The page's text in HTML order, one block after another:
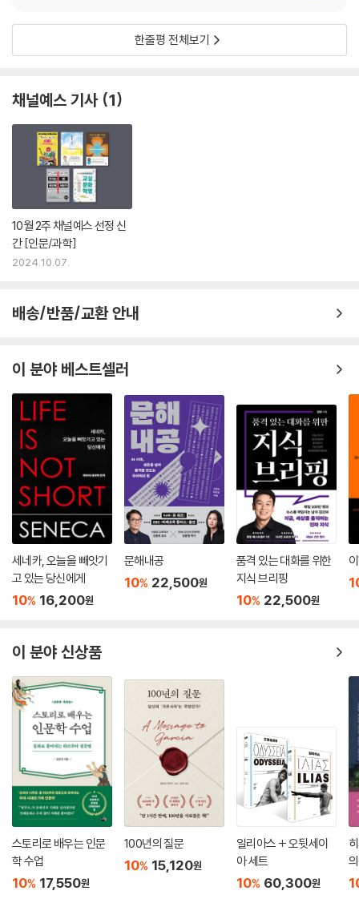
이런 일들을 이제는 순식간에 무수히 많은 사람과 공유할 수 있다. 즉, 관대
함의 전염성을 완전히 새로운 차원으로 끌어올릴 가능성이 열린 것이다.
‘의도’보다 ‘효과’에 주목하라
그러나 선한 바이러스를 효과적으로 확산시키려면, 우리를 가로막고 있는
몇 가지 제약을 넘어서야 한다. 먼저, 어떤 행동을 선행으로 볼 것이냐부터
가 문제다. 흥미로운 설문 조사를 하나 살펴보자. 프란시스라는 사람이 자
선단체에 5000달러를 기부했고, 그 돈이 한 아이의 시력 회복에 필요한
수술비로 쓰였다는 소식을 전하자, 97퍼센트의 응답자가 그의 행동이 ‘관
대하다’고 평가했다. 그런데 알고 보니 프란시스가 억만장자이며 악덕 고
용주라는 사실을 밝히자, 그 비율이 51퍼센트까지 줄었다. 상황을 재설정
다. 그러나 그 유튜브 영상을 본 100명 이상이 크게 감동하여 자기들도 아
이 조사에서 응답자 대부분은 기부의 실제 결과보다도 기부자의 의도에 예
민하게 반응했다. 우리는 선행이란 계산해서 나오는 게 아니라 진심에서
우러난다고 배웠기 때문이다. 하지만 선행을 도덕성 테스트로 삼는다면 몰
라도, 널리 퍼뜨려 세상을 변화시킬 도구로 삼고자 한다면 다시 생각해 볼
필요가 있다. 인간은 어떤 식으로든 자기 이익을 추구하는 존재다. 착한 일
을 해서 기분이 좋아지고 남들한테 칭찬받는 것도 자신에게 이로운 일이
다. 그런 이득조차 없다면 선뜻 선행을 베풀 사람이 얼마나 될까. 드라마
〈프렌즈〉에서 조이의 대사처럼, “이기적이지 않은 선행은 없다.” 어떤 사
람이 학교에 돈을 기부하고 뉴스에 크게 보도되었다면, 자기 홍보라는 이
기적인 의도와 함께 아이들이 좋은 교육을 받길 진심으로 바라는 이타적
욕구가 함께 작용했을 수 있다. 우리는 이제 베푸는 행위 이면의 이런 복합
적 동기를 인정해야 한다. 저자는 자기 평판을 위해 관대함을 베푸는 사람
동하도록 설득할 문이 열리기 때문이다.
물론 자선 행위로 자신의 허물을 덮으려는 위선적인 기업가나 정치인처럼
비판적으로 따져 봐야 할 경우도 있다. 그러나 “어떤 행동이 정말로 위선인
지 확실하지 않으면, 일단은 선의로 해석”하라. “뭐가 됐든 베푸는 일은 쉽
지 않다. 그러니 비판할 꼬투리를 찾는 대신 먼저 격려하고, 그다음에 더 나
아질 방법을 함께 고민하는 편이 낫다.” 모든 사람이 타인의 동기에 냉소적
시선을 보내는 세상은 그 자체로 암울해질 것이다.
“오른손이 한 일을 왼손이 알게 하라”
친절에 날개를 다는 법
인간은 기회보다 위험에 더 민감하도록 설계된 까닭에 위협, 분노, 혐오는
이목을 확 끄는 반면, 진지하고 선량한 이야기는 지루하다. 비행기 추락 사
한줄평 전체보기
채널예스 기사 1
10월 2주 채널예스 선정 신
간 [인문/과학]
2024.10.07.
배송/반품/교환 안내
이 분야 베스트셀러
세네카, 오늘을 빼앗기
고 있는 당신에게
10% 16,200원
문해내공
10% 22,500원
품격 있는 대화를 위한
지식 브리핑
10% 22,500원
이 분야 신상품
스토리로 배우는 인문
학 수업
10% 17,550원
100년의 질문
10% 15,120원
일리아스 + 오뒷세이
아 세트
10% 60,300원